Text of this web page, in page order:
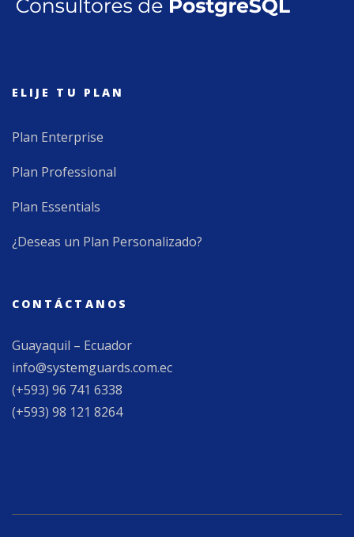
ELIJE TU PLAN
Plan Enterprise
Plan Professional
Plan Essentials
¿Deseas un Plan Personalizado?
CONTÁCTANOS
Guayaquil – Ecuador
info@systemguards.com.ec
(+593) 96 741 6338
(+593) 98 121 8264